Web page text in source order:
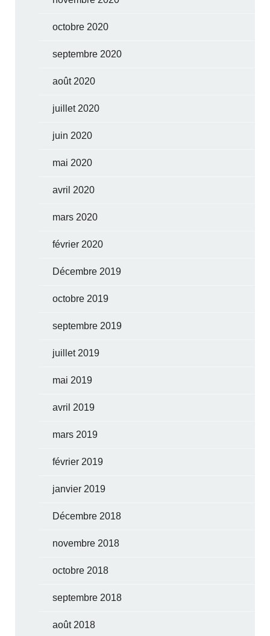
octobre 2020
septembre 2020
août 2020
juillet 2020
juin 2020
mai 2020
avril 2020
mars 2020
février 2020
Décembre 2019
octobre 2019
septembre 2019
juillet 2019
mai 2019
avril 2019
mars 2019
février 2019
janvier 2019
Décembre 2018
novembre 2018
octobre 2018
septembre 2018
août 2018